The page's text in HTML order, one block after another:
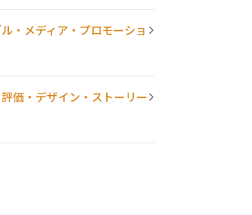
・メディア・プロモーショ
価・デザイン・ストーリー